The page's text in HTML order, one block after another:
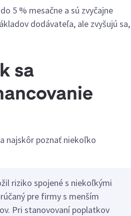
5 % mesačne a sú zvyčajne
dodávateľa, ale zvyšujú sa,
sa
najskôr poznať niekoľko
riziko spojené s niekoľkými
pre firmy s menším
Pri stanovovaní poplatkov